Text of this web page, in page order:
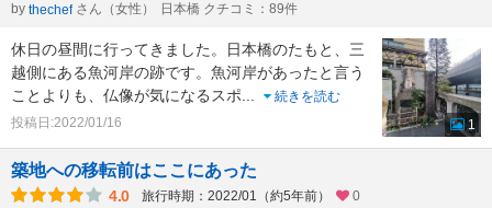
by thechef さん（女性） 日本橋 クチコミ：89件
休日の昼間に行ってきました。日本橋のたもと、三
越側にある魚河岸の跡です。魚河岸があったと言う
ことよりも、仏像が気になるスポ...
続きを読む
投稿日:2022/01/16
1
築地への移転前はここにあった
4.0 旅行時期：2022/01（約5年前）
0